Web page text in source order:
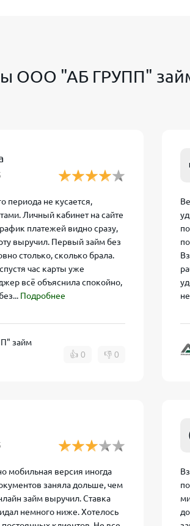
займа под залог авто
обращении доступна
займ на карту в AB
через сервис AB Finance Group очень
минимум времени:
На сайте компании необходимо
заполнить анкету. Указываются
и решение. Заявка
историй, но лояльно относится к
После этого деньги сразу
мгновенно, время зачисления
заявки до получения денег
не выходя из дома, через
ООО "АБ ГРУПП"
периода не кусается,
Личный кабинет на сайте
платежей видно сразу,
выручил. Первый займ без
столько, сколько брала.
час карты уже
всё объяснила спокойно,
Подробнее
займ
👍 0 👎 0
мобильная версия иногда
заняла дольше, чем
займ выручил. Ставка
немного ниже. Хотелось